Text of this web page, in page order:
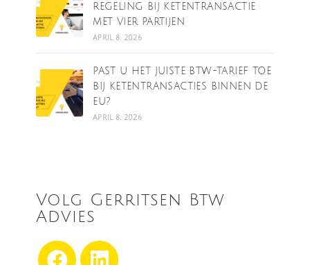
REGELING BIJ KETENTRANSACTIE
MET VIER PARTIJEN
APRIL 8, 2026
PAST U HET JUISTE BTW-TARIEF TOE
BIJ KETENTRANSACTIES BINNEN DE
EU?
APRIL 8, 2026
Volg Gerritsen Btw
Advies